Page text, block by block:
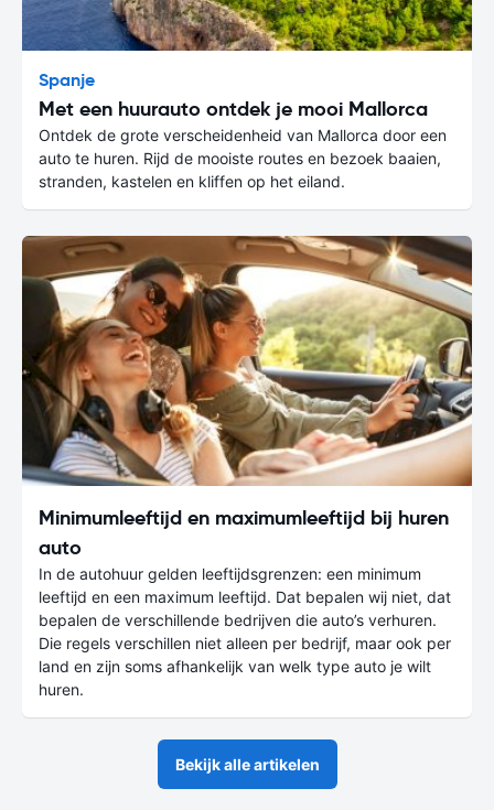
Spanje
Met een huurauto ontdek je mooi Mallorca
Ontdek de grote verscheidenheid van Mallorca door een
auto te huren. Rijd de mooiste routes en bezoek baaien,
stranden, kastelen en kliffen op het eiland.
Minimumleeftijd en maximumleeftijd bij huren
auto
In de autohuur gelden leeftijdsgrenzen: een minimum
leeftijd en een maximum leeftijd. Dat bepalen wij niet, dat
bepalen de verschillende bedrijven die auto’s verhuren.
Die regels verschillen niet alleen per bedrijf, maar ook per
land en zijn soms afhankelijk van welk type auto je wilt
huren.
Bekijk alle artikelen